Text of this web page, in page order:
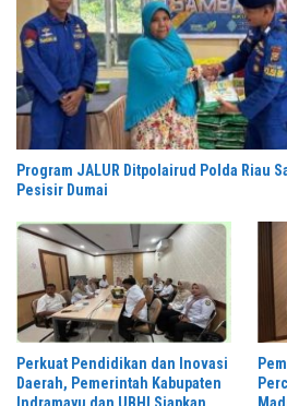
Program JALUR Ditpolairud Polda Riau
Pesisir Dumai
Perkuat Pendidikan dan Inovasi
Daerah, Pemerintah Kabupaten
Indramayu dan UBHI Siapkan